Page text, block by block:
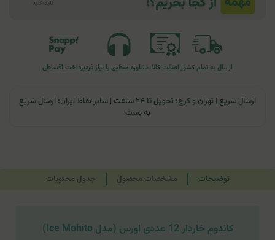
ارسال به تمام کشوراصالت کالا مشاوره منطبق با نیاز فردپرداخت اقساطی
ارسال سریع | تهران و کرج: تحویل تا ۲۴ ساعت | سایر نقاط ایران: ارسال سریع
به پست
توضیحات مشخصات محصول جدول محتویات
کاندوم خاردار 12 عددی اورس (مدل Ice Mohito)